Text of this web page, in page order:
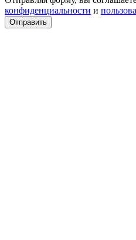
конфиденциальности и